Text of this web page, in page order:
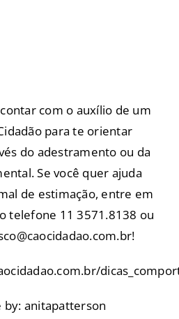
com o auxílio de um
para te orientar
do adestramento ou da
Se você quer ajuda
de estimação, entre em
telefone 11 3571.8138 ou
!
by: anitapatterson